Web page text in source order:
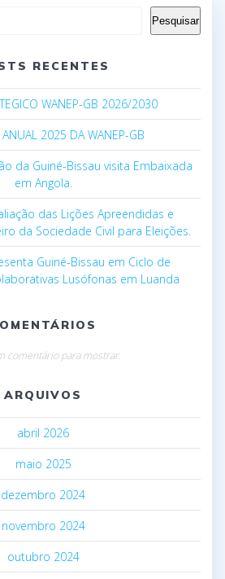
Pesquisar
RECENTES
WANEP-GB 2026/2030
ANUAL 2025 DA WANEP-GB
da Guiné-Bissau visita Embaixada
em Angola.
das Lições Apreendidas e
da Sociedade Civil para Eleições.
Guiné-Bissau em Ciclo de
Lusófonas em Luanda
comentário para mostrar.
ARQUIVOS
abril 2026
maio 2025
dezembro 2024
novembro 2024
outubro 2024